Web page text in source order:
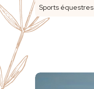
Sports équestres